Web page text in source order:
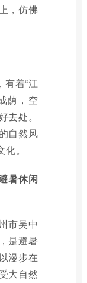
，仿佛
有着“江
荫，空
去处。
自然风
。
暑休闲
市吴中
是避暑
漫步在
大自然